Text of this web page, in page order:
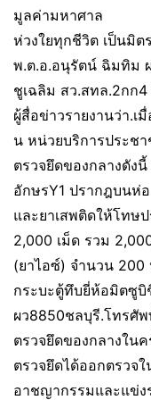
มูลค่ามหาศาล
ห่วงใยทุกชีวิต เป็นมิต
พ.ต.อ.อนุรัตน์ ฉิมทิม
ชูเฉลิม สว.สทล.2กก
ผู้สื่อข่าวรายงานว่า.เ
น หน่วยบริการประช
ตรวจยึดของกลางดัง
อักษรY1 ปรากฎบนห่
และยาเสพติดให้โทษ
2,000 เม็ด รวม
(ยาไอซ์) จำนวน
กระบะตู้ทึบยี่ห้อมิตซูบิ
ผว8850ชลบุรี.โทรศั
ตรวจยึดของกลางใน
ตรวจยึดได้ออกตรวจ
อาชญากรรมและแข่ง